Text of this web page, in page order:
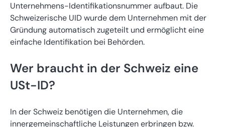
Unternehmens-Identifikationsnummer aufbaut. Die
Schweizerische UID wurde dem Unternehmen mit der
Gründung automatisch zugeteilt und ermöglicht eine
einfache Identifikation bei Behörden.
Wer braucht in der Schweiz eine
USt-ID?
In der Schweiz benötigen die Unternehmen, die
innergemeinschaftliche Leistungen erbringen bzw.